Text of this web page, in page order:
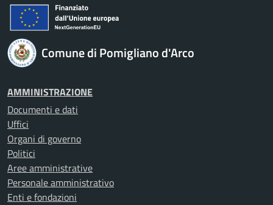
Comune di Pomigliano d'Arco
AMMINISTRAZIONE
Documenti e dati
Uffici
Organi di governo
Politici
Aree amministrative
Personale amministrativo
Enti e fondazioni